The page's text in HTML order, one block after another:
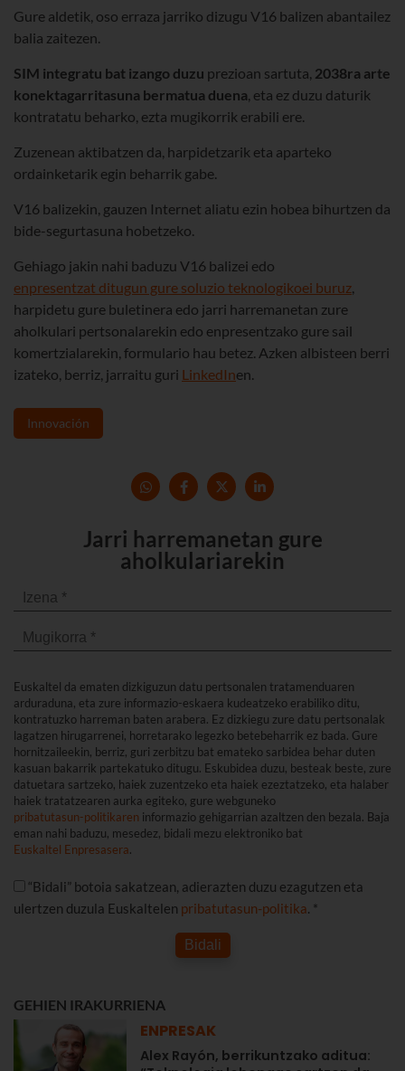
Gure aldetik, oso erraza jarriko dizugu V16 balizen abantailez
balia zaitezen.
SIM integratu bat izango duzu prezioan sartuta, 2038ra arte
konektagarritasuna bermatua duena, eta ez duzu daturik
kontratatu beharko, ezta mugikorrik erabili ere.
Zuzenean aktibatzen da, harpidetzarik eta aparteko
ordainketarik egin beharrik gabe.
V16 balizekin, gauzen Internet aliatu ezin hobea bihurtzen da
bide-segurtasuna hobetzeko.
Gehiago jakin nahi baduzu V16 balizei edo
enpresentzat ditugun gure soluzio teknologikoei buruz,
harpidetu gure buletinera edo jarri harremanetan zure
aholkulari pertsonalarekin edo enpresentzako gure sail
komertzialarekin, formulario hau betez. Azken albisteen berri
izateko, berriz, jarraitu guri LinkedInen.
Innovación
Jarri harremanetan gure
aholkulariarekin
Euskaltel da ematen dizkiguzun datu pertsonalen tratamenduaren
arduraduna, eta zure informazio-eskaera kudeatzeko erabiliko ditu,
kontratuzko harreman baten arabera. Ez dizkiegu zure datu pertsonalak
lagatzen hirugarrenei, horretarako legezko betebeharrik ez bada. Gure
hornitzaileekin, berriz, guri zerbitzu bat emateko sarbidea behar duten
kasuan bakarrik partekatuko ditugu. Eskubidea duzu, besteak beste, zure
datuetara sartzeko, haiek zuzentzeko eta haiek ezeztatzeko, eta halaber
haiek tratatzearen aurka egiteko, gure webguneko
pribatutasun-politikaren informazio gehigarrian azaltzen den bezala. Baja
eman nahi baduzu, mesedez, bidali mezu elektroniko bat
Euskaltel Enpresasera.
“Bidali” botoia sakatzean, adierazten duzu ezagutzen eta
ulertzen duzula Euskaltelen pribatutasun-politika. *
Bidali
GEHIEN IRAKURRIENA
ENPRESAK
Alex Rayón, berrikuntzako aditua: